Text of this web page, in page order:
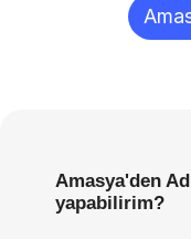
Amasya'den
yapabilirim?